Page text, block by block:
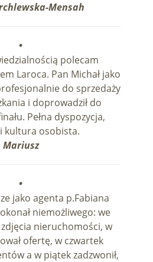
Mensah
•
polecam
Laroca. Pan Michał jako
do sprzedaży
i doprowadził do
Pełna dyspozycja,
i kultura osobista.
Mariusz
•
jako agenta p.Fabiana
niemożliwego: we
nieruchomości, w
ofertę, w czwartek
a w piątek zadzwonił,